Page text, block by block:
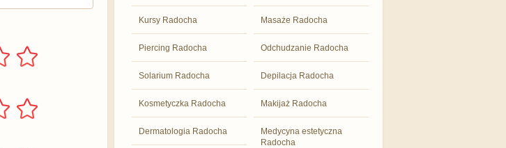
Kursy Radocha Masaże Radocha
Piercing Radocha Odchudzanie Radocha
Solarium Radocha Depilacja Radocha
Kosmetyczka Radocha Makijaż Radocha
Dermatologia Radocha
Medycyna estetyczna
Radocha